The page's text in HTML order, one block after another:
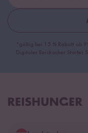
*gültig bei 15 % Rabatt ab
Digitaler Reiskocher Starter